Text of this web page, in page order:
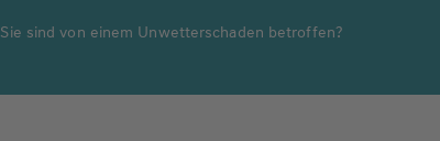
Sie sind von einem Unwetterschaden betroffen?